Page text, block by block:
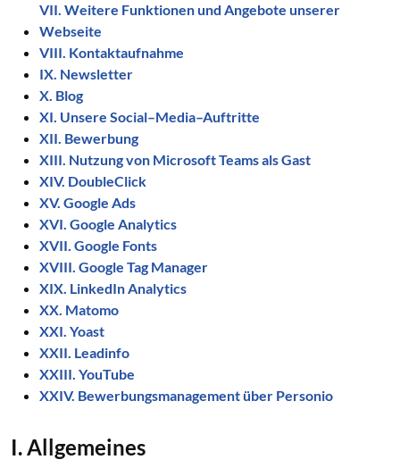
VII. Weitere Funktionen und Angebote unserer
Webseite
VIII. Kontaktaufnahme
IX. Newsletter
X. Blog
XI. Unsere Social–Media–Auftritte
XII. Bewerbung
XIII. Nutzung von Microsoft Teams als Gast
XIV. DoubleClick
XV. Google Ads
XVI. Google Analytics
XVII. Google Fonts
XVIII. Google Tag Manager
XIX. LinkedIn Analytics
XX. Matomo
XXI. Yoast
XXII. Leadinfo
XXIII. YouTube
XXIV. Bewerbungsmanagement über Personio
I. Allgemeines